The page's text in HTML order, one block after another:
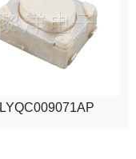
LYQC009071AP